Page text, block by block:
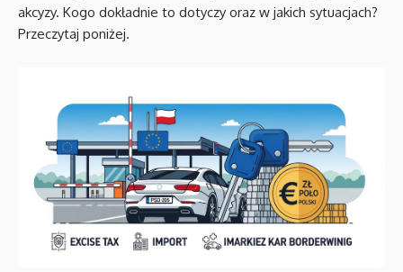
akcyzy. Kogo dokładnie to dotyczy oraz w jakich sytuacjach?
Przeczytaj poniżej.